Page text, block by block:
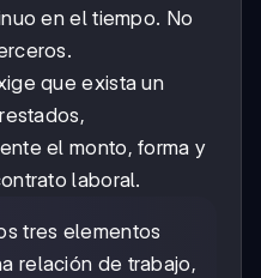
en el tiempo. No
que exista un
el monto, forma y
laboral.
tres elementos
relación de trabajo,